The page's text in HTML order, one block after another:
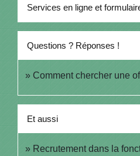
Services en ligne et
Questions ? Réponses !
Comment chercher une
Et aussi
Recrutement dans la